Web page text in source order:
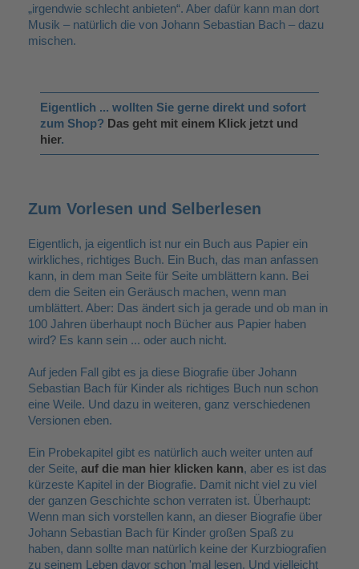
„irgendwie schlecht anbieten“. Aber dafür kann man dort
Musik –natürlich die von Johann Sebastian Bach –dazu
mischen.
Eigentlich ... wollten Sie gerne direkt und sofort
zum Shop? Das geht mit einem Klick jetzt und
hier.
Zum Vorlesen und Selberlesen
Eigentlich, ja eigentlich ist nur ein Buch aus Papier ein
wirkliches, richtiges Buch. Ein Buch, das man anfassen
kann, in dem man Seite für Seite umblättern kann. Bei
dem die Seiten ein Geräusch machen, wenn man
umblättert. Aber: Das ändert sich ja gerade und ob man in
100 Jahren überhaupt noch Bücher aus Papier haben
wird? Es kann sein ... oder auch nicht.
Auf jeden Fall gibt es ja diese Biografie über Johann
Sebastian Bach für Kinder als richtiges Buch nun schon
eine Weile. Und dazu in weiteren, ganz verschiedenen
Versionen eben.
Ein Probekapitel gibt es natürlich auch weiter unten auf
der Seite, auf die man hier klicken kann, aber es ist das
kürzeste Kapitel in der Biografie. Damit nicht viel zu viel
der ganzen Geschichte schon verraten ist. Überhaupt:
Wenn man sich vorstellen kann, an dieser Biografie über
Johann Sebastian Bach für Kinder großen Spaß zu
haben, dann sollte man natürlich keine der Kurzbiografien
zu seinem Leben davor schon 'mal lesen. Und vielleicht